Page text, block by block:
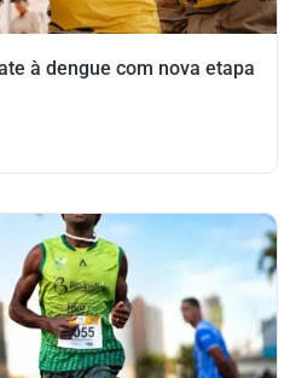
à dengue com nova etapa